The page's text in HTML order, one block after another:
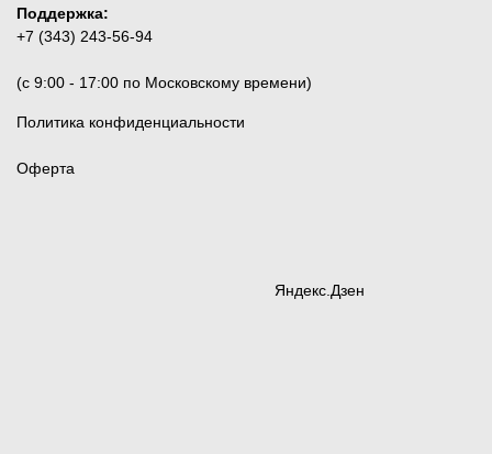
Поддержка:
+7 (343) 243-56-94
(c 9:00 - 17:00 по Московскому времени)
Политика конфиденциальности
Оферта
Яндекс.Дзен